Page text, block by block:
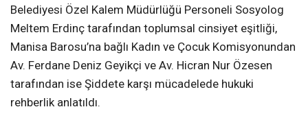
Belediyesi Özel Kalem Müdürlüğü Personeli Sosyolog
Meltem Erdinç tarafından toplumsal cinsiyet eşitliği,
Manisa Barosu’na bağlı Kadın ve Çocuk Komisyonundan
Av. Ferdane Deniz Geyikçi ve Av. Hicran Nur Özesen
tarafından ise Şiddete karşı mücadelede hukuki
rehberlik anlatıldı.